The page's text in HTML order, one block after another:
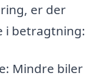
er der
i betragtning:
Mindre biler